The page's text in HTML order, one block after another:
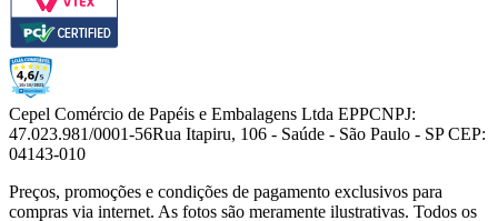
Cepel Comércio de Papéis e Embalagens Ltda EPPCNPJ:
47.023.981/0001-56Rua Itapiru, 106 - Saúde - São Paulo - SP CEP:
04143-010
Preços, promoções e condições de pagamento exclusivos para
compras via internet. As fotos são meramente ilustrativas. Todos os